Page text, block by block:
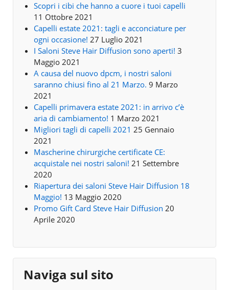
Scopri i cibi che hanno a cuore i tuoi capelli
11 Ottobre 2021
Capelli estate 2021: tagli e acconciature per
ogni occasione! 27 Luglio 2021
I Saloni Steve Hair Diffusion sono aperti! 3
Maggio 2021
A causa del nuovo dpcm, i nostri saloni
saranno chiusi fino al 21 Marzo. 9 Marzo
2021
Capelli primavera estate 2021: in arrivo c’è
aria di cambiamento! 1 Marzo 2021
Migliori tagli di capelli 2021 25 Gennaio
2021
Mascherine chirurgiche certificate CE:
acquistale nei nostri saloni! 21 Settembre
2020
Riapertura dei saloni Steve Hair Diffusion 18
Maggio! 13 Maggio 2020
Promo Gift Card Steve Hair Diffusion 20
Aprile 2020
Naviga sul sito